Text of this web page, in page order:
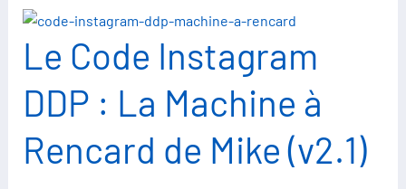
Le Code Instagram
DDP : La Machine à
Rencard de Mike (v2.1)